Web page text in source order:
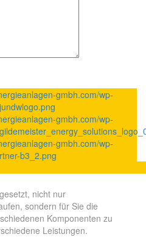
nicht nur
sondern für Sie die
Komponenten zu
Leistungen.